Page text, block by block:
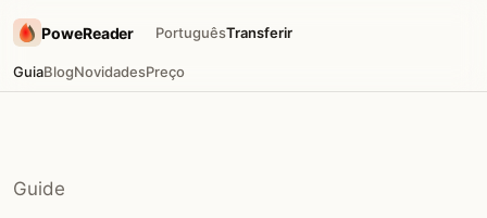
PoweReader
GuiaBlogNovidadesPreço
PortuguêsTransferir
Guide